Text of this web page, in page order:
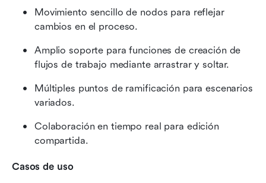
Movimiento sencillo de nodos para reflejar
cambios en el proceso.
Amplio soporte para funciones de creación de
flujos de trabajo mediante arrastrar y soltar.
Múltiples puntos de ramificación para escenarios
variados.
Colaboración en tiempo real para edición
compartida.
Casos de uso